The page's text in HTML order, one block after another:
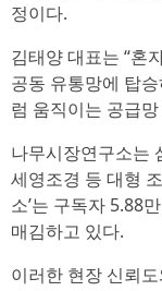
정이다.
김태양 대표는 “혼
공동 유통망에 탑
럼 움직이는 공급
나무시장연구소는
세영조경 등 대형
소’는 구독자 5.88
매김하고 있다.
이러한 현장 신뢰